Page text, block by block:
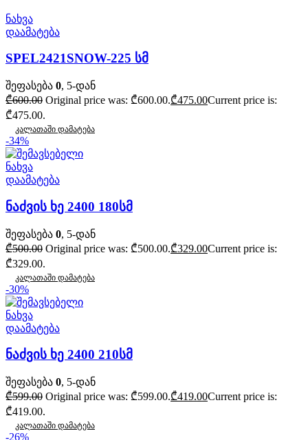
ნახვა
დაამატება
SPEL2421SNOW-225 სმ
შეფასება 0, 5-დან
₾600.00 Original price was: ₾600.00.₾475.00Current price is:
₾475.00.
კალათაში დამატება
-34%
ნახვა
დაამატება
ნაძვის ხე 2400 180სმ
შეფასება 0, 5-დან
₾500.00 Original price was: ₾500.00.₾329.00Current price is:
₾329.00.
კალათაში დამატება
-30%
ნახვა
დაამატება
ნაძვის ხე 2400 210სმ
შეფასება 0, 5-დან
₾599.00 Original price was: ₾599.00.₾419.00Current price is:
₾419.00.
კალათაში დამატება
-26%